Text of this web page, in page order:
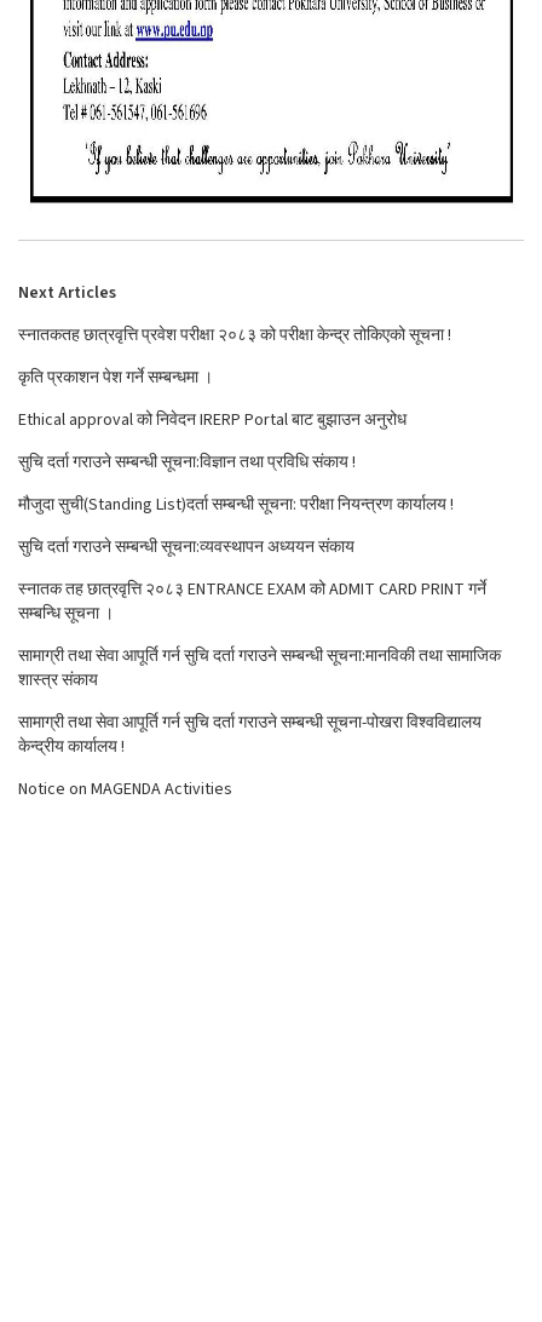
Next Articles
स्नातकतह छात्रवृत्ति प्रवेश परीक्षा २०८३ को परीक्षा केन्द्र तोकिएको सूचना !
कृति प्रकाशन पेश गर्ने सम्बन्धमा ।
Ethical approval को निवेदन IRERP Portal बाट बुझाउन अनुरोध
सुचि दर्ता गराउने सम्बन्धी सूचना:विज्ञान तथा प्रविधि संकाय !
मौजुदा सुची(Standing List)दर्ता सम्बन्धी सूचना: परीक्षा नियन्त्रण कार्यालय !
सुचि दर्ता गराउने सम्बन्धी सूचना:व्यवस्थापन अध्ययन संकाय
स्नातक तह छात्रवृत्ति २०८३ ENTRANCE EXAM को ADMIT CARD PRINT गर्ने
सम्बन्धि सूचना ।
सामाग्री तथा सेवा आपूर्ति गर्न सुचि दर्ता गराउने सम्बन्धी सूचना:मानविकी तथा सामाजिक
शास्त्र संकाय
सामाग्री तथा सेवा आपूर्ति गर्न सुचि दर्ता गराउने सम्बन्धी सूचना-पोखरा विश्वविद्यालय
केन्द्रीय कार्यालय !
Notice on MAGENDA Activities